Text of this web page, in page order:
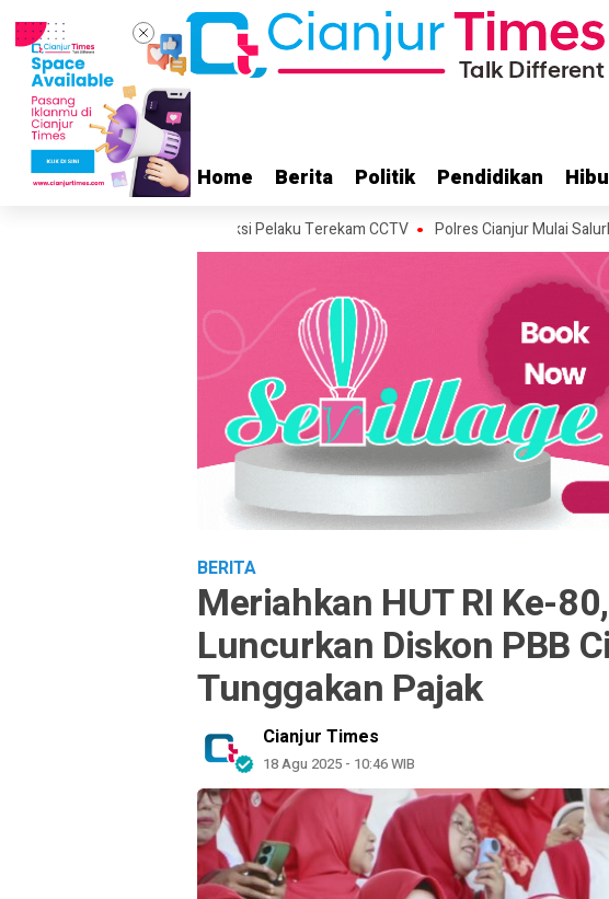
Home Berita Politik Pendidikan
Home Berita Politik Pendidikan
Cianjur Hilang, Aksi Pelaku Terekam CCTV Polres Cianjur Mulai Salurkan
BERITA
Meriahkan HUT RI Ke-
Luncurkan Diskon PBB
Tunggakan Pajak
Cianjur Times
18 Agu 2025 - 10:46 WIB